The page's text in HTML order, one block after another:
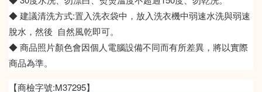
◆ 建議清洗方式:置入洗衣袋中，放入洗衣機中弱速水洗與弱速
脫水，然後 自然風乾即可。
◆ 商品照片顏色會因個人電腦設備不同而有所差異，將以實際
商品為準。
【商檢字號:M37295】